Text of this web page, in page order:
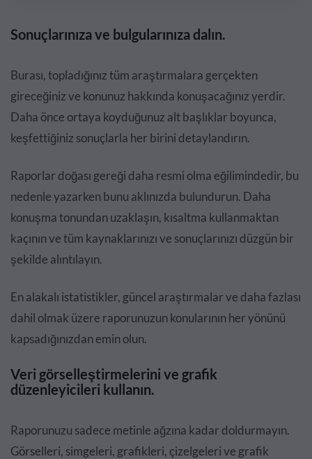
Sonuçlarınıza ve bulgularınıza dalın.
Burası, topladığınız tüm araştırmalara gerçekten
gireceğiniz ve konunuz hakkında konuşacağınız yerdir.
Daha önce ortaya koyduğunuz alt başlıklar boyunca,
keşfettiğiniz sonuçlarla her birini detaylandırın.
Raporlar doğası gereği daha resmi olma eğilimindedir, bu
nedenle yazarken bunu aklınızda bulundurun. Daha
konuşma tonundan uzaklaşın, kısaltma kullanmaktan
kaçının ve tüm kaynaklarınızı ve sonuçlarınızı düzgün bir
şekilde alıntılayın.
En alakalı istatistikler, güncel araştırmalar ve daha fazlası
dahil olmak üzere raporunuzun konularının her yönünü
kapsadığınızdan emin olun.
Veri görselleştirmelerini ve grafik
düzenleyicileri kullanın.
Raporunuzu sadece metinle ağzına kadar doldurmayın.
Görselleri, simgeleri, grafikleri, çizelgeleri ve grafik